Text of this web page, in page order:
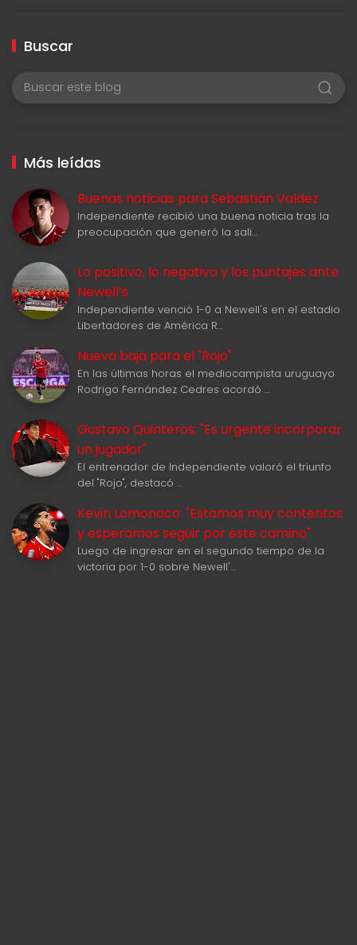
Buscar
Más leídas
Buenas noticias para Sebastián Valdez
Independiente recibió una buena noticia tras la
preocupación que generó la sali…
Lo positivo, lo negativo y los puntajes ante
Newell‘s
Independiente venció 1-0 a Newell's en el estadio
Libertadores de América R…
Nueva baja para el "Rojo"
En las últimas horas el mediocampista uruguayo
Rodrigo Fernández Cedres acordó …
Gustavo Quinteros: "Es urgente incorporar
un jugador"
El entrenador de Independiente valoró el triunfo
del "Rojo", destacó …
Kevin Lomonaco: "Estamos muy contentos
y esperamos seguir por este camino"
Luego de ingresar en el segundo tiempo de la
victoria por 1-0 sobre Newell'…